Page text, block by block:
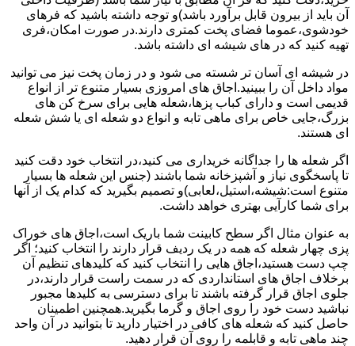
آن باید از بیرون قابل برآورد باشد)و توجه داشته باشید که فرهای
خودشوی،عموما فضای پخت کمتری دارند.در صورت امکان،فری
تهیه کنید که در های شیشه ای داشته باشد.
در شیشه ای آسان تر شسته می شود و در زمان پخت نیز می توانید
مواد داخل آن را ببینید.اجاق های امروزی بسیار متنوع تر از انواع
قدیمی است و دارای کباب پزها،شعله هایی برای سرخ کن های
بزرگ،جایی خاص برای ماهی تابه و انواع دو شعله ای یا شش شعله
ای هستند.
اگر شعله ها را جداگانه خریداری می کنید،در انتخاب خود دقت کنید
تا پاسخگوی نیاز و آشپزخانه شما باشند (جنس این شعله ها بسیار
متنوع است:شیشه،استیل،لعابی)و تصمیم بگیرید که کدام یک از آنها
برای شما کارآیی بهتری خواهد داشت.
به عنوان مثال اگر سطح کابینت شما باریک است،اجاق های خوراک
پزی چهار شعله که همه در یک ردیف قرار دارند را انتخاب کنید؛ اگر
چپ دست هستید،اجاق هایی را انتخاب کنید که کلیدهای تنظیم آن
برخلاف اجاق های استانداردی که در سمت راست قرار دارند،در
جلوی اجاق قرار گرفته باشند تا برای دسترسی به کلیدها مجبور
نباشید دست خود را روی اجاق و گرما بگیرید.همچنین اطمینان
حاصل کنید که شعله های کافی در اختیار دارید تا بتوانید در آن واحد
چند ماهی تابه و قابلمه را روی آن قرار دهید.